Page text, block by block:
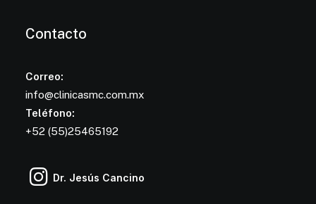
Contacto
Correo:
info@clinicasmc.com.mx
Teléfono:
+52 (55)25465192
Dr. Jesús Cancino